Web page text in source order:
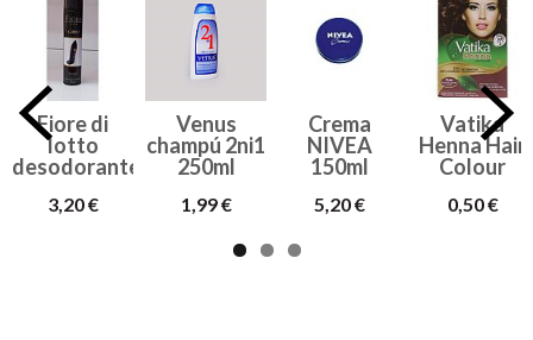
Fiore di
lotto
desodorante
3,20 €
Venus
champú 2ni1
250ml
1,99 €
Crema
NIVEA
150ml
5,20 €
Vatika
Henna Hair
Colour
0,50 €